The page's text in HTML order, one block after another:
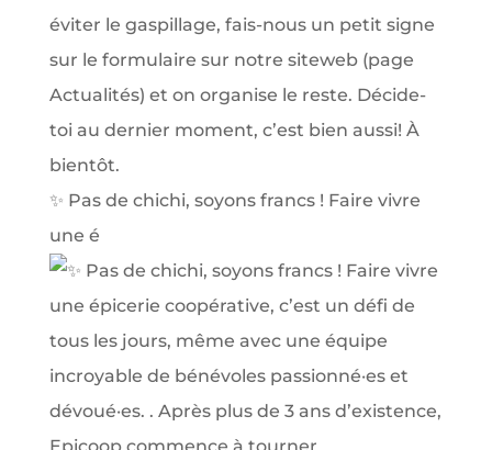
✨ Pas de chichi, soyons francs ! Faire vivre
une é